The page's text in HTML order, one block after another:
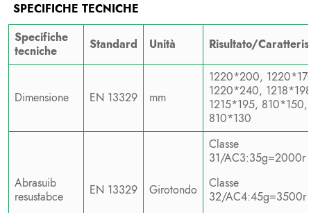
SPECIFICHE TECNICHE
Specifiche
tecniche
Standard Unità Risultato/
Dimensione EN 13329 mm
1220*200,
1220*240,
1215*195, 810*150,
810*130
Abrasuib
resustabce
EN 13329 Girotondo
Classe
31/AC3:35g=2000r
Classe
32/AC4:45g=3500r